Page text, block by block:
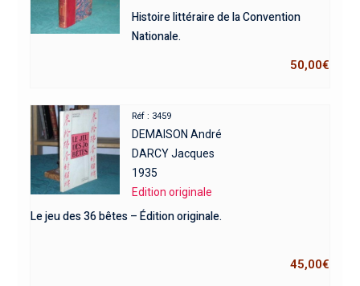
Histoire littéraire de la Convention
Nationale.
50,00€
Réf : 3459
DEMAISON André
DARCY Jacques
1935
Edition originale
Le jeu des 36 bêtes – Édition originale.
45,00€